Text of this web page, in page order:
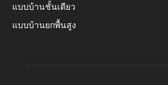
แบบบ้านชั้นเดียว
แบบบ้านยกพื้นสูง